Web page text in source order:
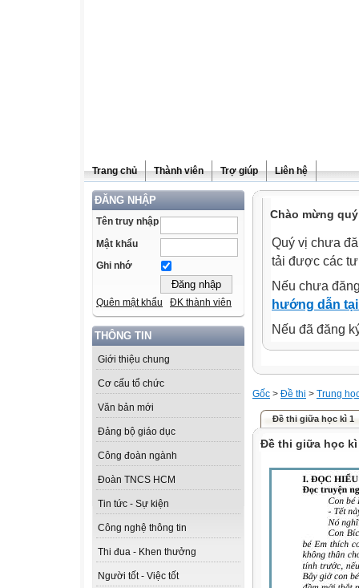
Trang chủ Thành viên Trợ giúp Liên hệ
ĐĂNG NHẬP
Tên truy nhập
Mật khẩu
Ghi nhớ
Quên mật khẩu ĐK thành viên
THÔNG TIN
Giới thiệu chung
Cơ cấu tổ chức
Văn bản mới
Đảng bộ giáo dục
Công đoàn ngành
Đoàn TNCS HCM
Tin tức - Sự kiện
Công nghệ thông tin
Thi đua - Khen thưởng
Người tốt - Việc tốt
Chào mừng
Quý vị chưa
tải được các
Nếu chưa
hướng dẫn
Nếu đã đăng
Gốc > Đề thi > Trung
Đề thi giữa học kì 1
Đề thi giữa học kì